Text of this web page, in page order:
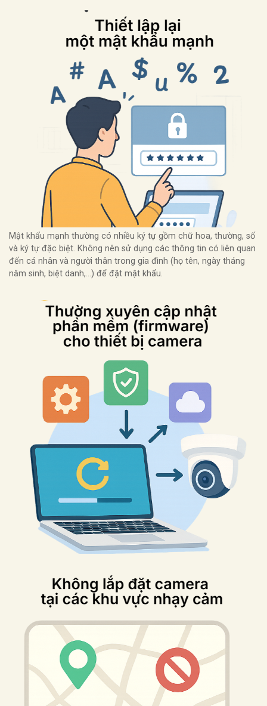
Mật khẩu mạnh thường có nhiều ký tự gồm chữ hoa, thường, số
và ký tự đặc biệt. Không nên sử dụng các thông tin có liên quan
đến cá nhân và người thân trong gia đình (họ tên, ngày tháng
năm sinh, biệt danh,…) để đặt mật khẩu.